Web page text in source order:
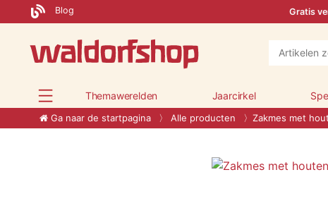
Blog Gratis
Themawerelden Jaarcirkel
Ga naar de startpagina Alle producten Zakmes met